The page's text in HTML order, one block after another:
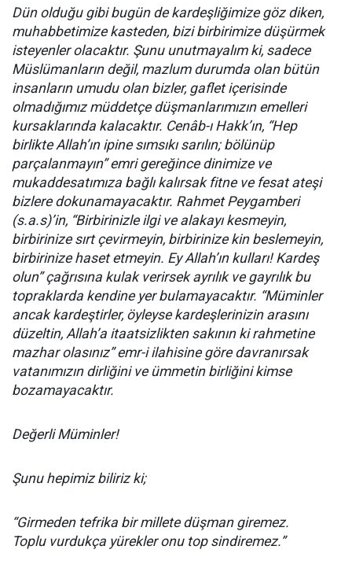
Dün olduğu gibi bugün de kardeşliğimize göz diken,
muhabbetimize kasteden, bizi birbirimize düşürmek
isteyenler olacaktır. Şunu unutmayalım ki, sadece
Müslümanların değil, mazlum durumda olan bütün
insanların umudu olan bizler, gaflet içerisinde
olmadığımız müddetçe düşmanlarımızın emelleri
kursaklarında kalacaktır. Cenâb-ı Hakk’ın, “Hep
birlikte Allah’ın ipine sımsıkı sarılın; bölünüp
parçalanmayın” emri gereğince dinimize ve
mukaddesatımıza bağlı kalırsak fitne ve fesat ateşi
bizlere dokunamayacaktır. Rahmet Peygamberi
(s.a.s)’in, “Birbirinizle ilgi ve alakayı kesmeyin,
birbirinize sırt çevirmeyin, birbirinize kin beslemeyin,
birbirinize haset etmeyin. Ey Allah’ın kulları! Kardeş
olun” çağrısına kulak verirsek ayrılık ve gayrılık bu
topraklarda kendine yer bulamayacaktır. “Müminler
ancak kardeştirler, öyleyse kardeşlerinizin arasını
düzeltin, Allah’a itaatsizlikten sakının ki rahmetine
mazhar olasınız” emr-i ilahisine göre davranırsak
vatanımızın dirliğini ve ümmetin birliğini kimse
bozamayacaktır.
Değerli Müminler!
Şunu hepimiz biliriz ki;
“Girmeden tefrika bir millete düşman giremez.
Toplu vurdukça yürekler onu top sindiremez.”